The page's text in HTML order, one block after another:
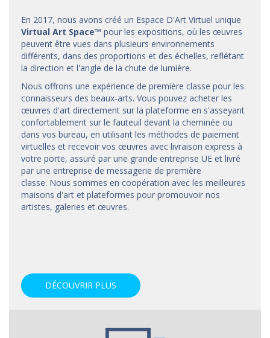
En 2017, nous avons créé un Espace D'Art Virtuel unique
Virtual Art Space™ pour les expositions, où les œuvres
peuvent être vues dans plusieurs environnements
différents, dans des proportions et des échelles, reflétant
la direction et l'angle de la chute de lumière.
Nous offrons une expérience de première classe pour les
connaisseurs des beaux-arts. Vous pouvez acheter les
œuvres d'art directement sur la plateforme en s'asseyant
confortablement sur le fauteuil devant la cheminée ou
dans vos bureau, en utilisant les méthodes de paiement
virtuelles et recevoir vos œuvres avec livraison express à
votre porte, assuré par une grande entreprise UE et livré
par une entreprise de messagerie de première
classe. Nous sommes en coopération avec les meilleures
maisons d'art et plateformes pour promouvoir nos
artistes, galeries et œuvres.
DÉCOUVRIR PLUS